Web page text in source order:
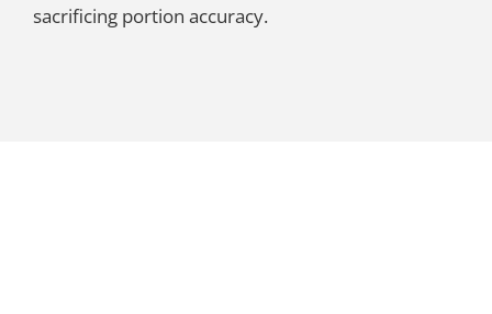
sacrificing portion accuracy.